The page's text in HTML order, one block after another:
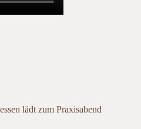
lädt zum Praxisabend